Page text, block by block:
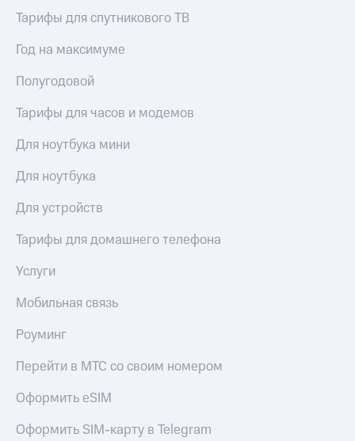
Программа
Порядок
акций
Рынок
Еврооблигации-2023
Уведомление
о
именных
облигаций
Реквизиты
развитие
На главную
Тарифы для спутникового ТВ
Год на максимуме
Полугодовой
Тарифы для часов и модемов
Для ноутбука мини
Для ноутбука
Для устройств
Тарифы для домашнего телефона
Услуги
Мобильная связь
Роуминг
Перейти в МТС со своим номером
Оформить eSIM
Оформить SIM-карту в Telegram